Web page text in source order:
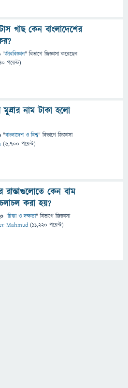
গাছ কেন বাংলাদেশের
"জীববিজ্ঞান" বিভাগে জিজ্ঞাসাকরেছেন
পয়েন্ট)
মুদ্রার নাম টাকা হলো
"বাংলাদেশ ও বিশ্ব" বিভাগে জিজ্ঞাসা
(6,700 পয়েন্ট)
রাস্তাগুলোতে কেন বাম
করা হয়?
"চিন্তা ও দক্ষতা" বিভাগে জিজ্ঞাসা
Mahmud (11,220 পয়েন্ট)